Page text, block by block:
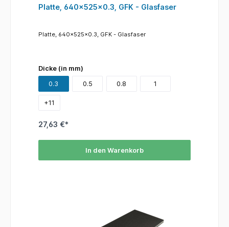
Platte, 640x525x0.3, GFK - Glasfaser
Platte, 640x525x0.3, GFK - Glasfaser
Dicke (in mm)
0.3
0.5 0.8 1
+11
27,63 €*
In den Warenkorb